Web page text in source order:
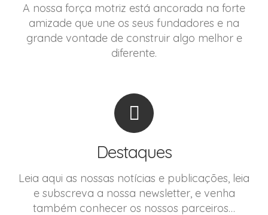
A nossa força motriz está ancorada na forte
amizade que une os seus fundadores e na
grande vontade de construir algo melhor e
diferente.
Destaques
Leia aqui as nossas notícias e publicações, leia
e subscreva a nossa newsletter, e venha
também conhecer os nossos parceiros…